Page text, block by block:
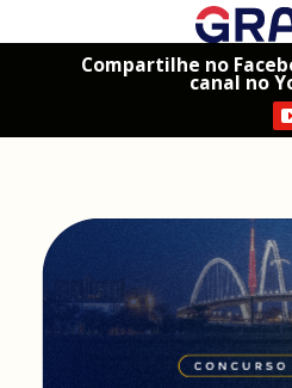
Compartilhe no
canal no